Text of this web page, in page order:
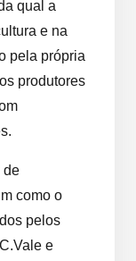
qual a
e na
pela própria
produtores
de
como o
pelos
e